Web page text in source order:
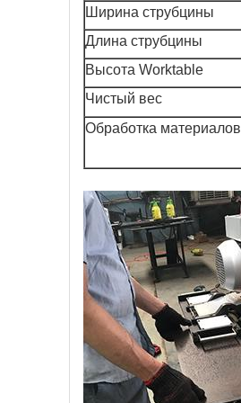
Ширина струбцины
Длина струбцины
Высота Worktable
Чистый вес
Обработка материалов